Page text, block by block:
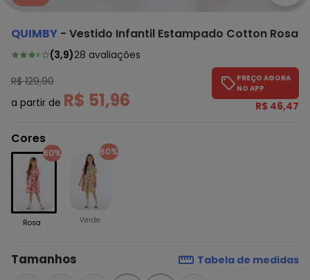
QUIMBY - Vestido Infantil Estampado Cotton Rosa
(3,9)28 avaliações
R$ 129,90
a partir de R$ 51,96
PREÇO AGORA
NO APP
R$ 46,47
Cores
60%
Rosa
60%
Verde
Tamanhos Tabela de medidas